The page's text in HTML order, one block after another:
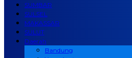
SUMBAR
SULSEL
MAKASSAR
SULUT
Daerah
Bandung